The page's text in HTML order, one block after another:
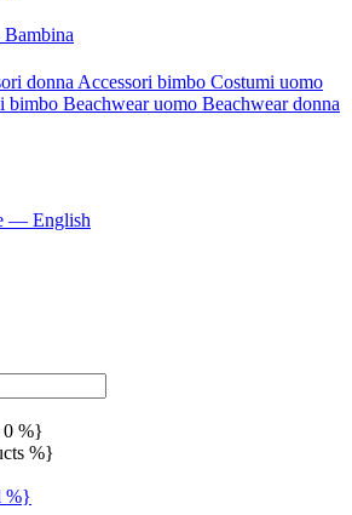
Bambina
donna Accessori bimbo Costumi uomo
bimbo Beachwear uomo Beachwear donna
— English
0 %}
%}
%}